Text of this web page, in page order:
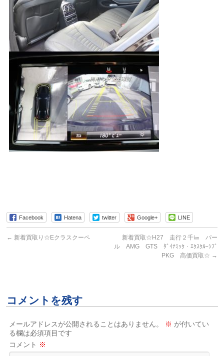
Facebook Hatena twitter Google+ LINE
← 新着買取り☆Eクラスクーペ
新着買取☆H27 走行２千㎞ パー
ル AMG GTS ﾀﾞｲﾅﾐｯｸ・ｴｸｽｸﾙｰｼﾌﾞ
PKG 高価買取☆ →
コメントを残す
メールアドレスが公開されることはありません。 ※ が付いてい
る欄は必須項目です
コメント ※